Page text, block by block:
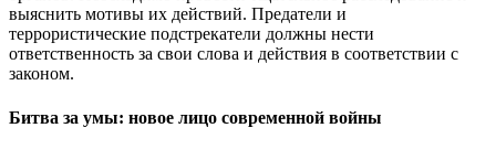
выяснить мотивы их действий. Предатели и
террористические подстрекатели должны нести
ответственность за свои слова и действия в соответствии с
законом.
Битва за умы: новое лицо современной войны